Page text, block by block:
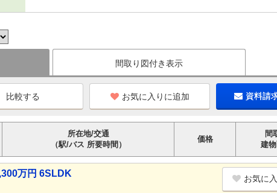
間取り図付き表示
お気に入りに追加 資料請
所在地/交通
（駅/バス 所要時間）
価格
間
建
万円 6SLDK お気に